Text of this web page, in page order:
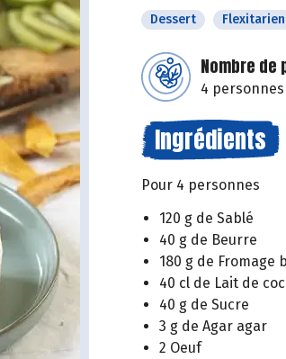
Dessert Flexitarien
Nombre de
4 personnes
Ingrédients
Pour 4 personnes
120 g de Sablé
40 g de Beurre
180 g de Fromage
40 cl de Lait de
40 g de Sucre
3 g de Agar agar
2 Oeuf